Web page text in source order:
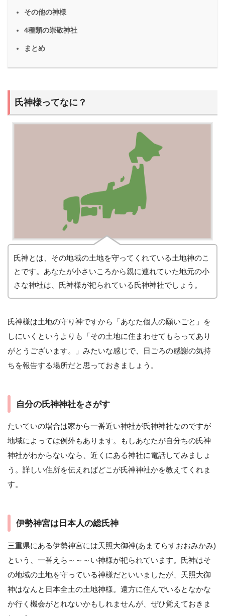
その他の神様
4種類の崇敬神社
まとめ
氏神様ってなに？
氏神とは、その地域の土地を守ってくれている土地神のこ
とです。あなたが小さいころから親に連れていた地元の小
さな神社は、氏神様が祀られている氏神神社でしょう。
氏神様は土地の守り神ですから「あなた個人の願いごと」を
しにいくというよりも「その土地に住まわせてもらってあり
がとうございます。」みたいな感じで、日ごろの感謝の気持
ちを報告する場所だと思っておきましょう。
自分の氏神神社をさがす
たいていの場合は家から一番近い神社が氏神神社なのですが
地域によっては例外もあります。もしあなたが自分ちの氏神
神社がわからないなら、近くにある神社に電話してみましょ
う。詳しい住所を伝えればどこが氏神神社かを教えてくれま
す。
伊勢神宮は日本人の総氏神
三重県にある伊勢神宮には天照大御神(あまてらすおおみかみ)
という、一番えら～～～い神様が祀られています。氏神はそ
の地域の土地を守っている神様だといいましたが、天照大御
神はなんと日本全土の土地神様。遠方に住んでいるとなかな
か行く機会がとれないかもしれませんが、ぜひ覚えておきま